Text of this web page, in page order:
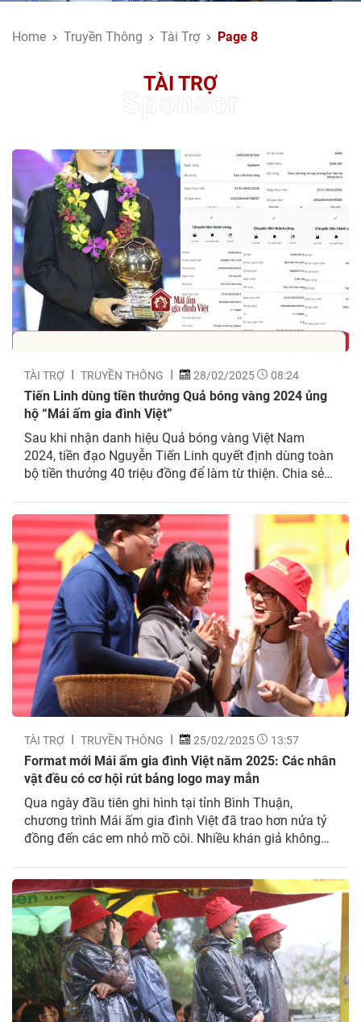
Home Truyền Thông Tài Trợ Page 8
TÀI TRỢ
Sponsor
TÀI TRỢ TRUYỀN THÔNG 28/02/2025 08:24
Tiến Linh dùng tiền thưởng Quả bóng vàng 2024 ủng
hộ “Mái ấm gia đình Việt”
Sau khi nhận danh hiệu Quả bóng vàng Việt Nam
2024, tiền đạo Nguyễn Tiến Linh quyết định dùng toàn
bộ tiền thưởng 40 triệu đồng để làm từ thiện. Chia sẻ
hạnh phúc nhất đêm nay. Và công danh là để cống
hiến....
TÀI TRỢ TRUYỀN THÔNG 25/02/2025 13:57
Format mới Mái ấm gia đình Việt năm 2025: Các nhân
vật đều có cơ hội rút bảng logo may mắn
Qua ngày đầu tiên ghi hình tại tỉnh Bình Thuận,
chương trình Mái ấm gia đình Việt đã trao hơn nửa tỷ
đồng đến các em nhỏ mồ côi. Nhiều khán giả không
có cơ hội rút bảng logo tiền thưởng theo...